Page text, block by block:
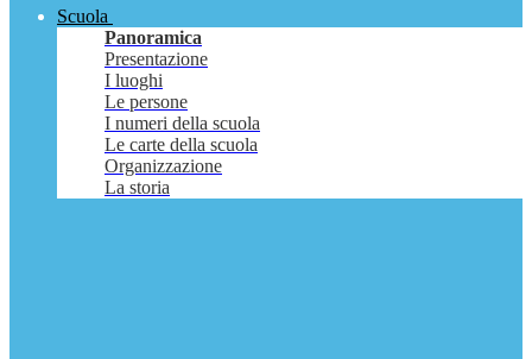
Scuola
Panoramica
Presentazione
I luoghi
Le persone
I numeri della scuola
Le carte della scuola
Organizzazione
La storia